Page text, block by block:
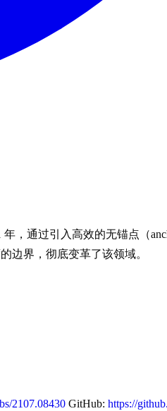
，通过引入高效的无锚点（
边界，彻底变革了该领域。
2107.08430 GitHub: https://